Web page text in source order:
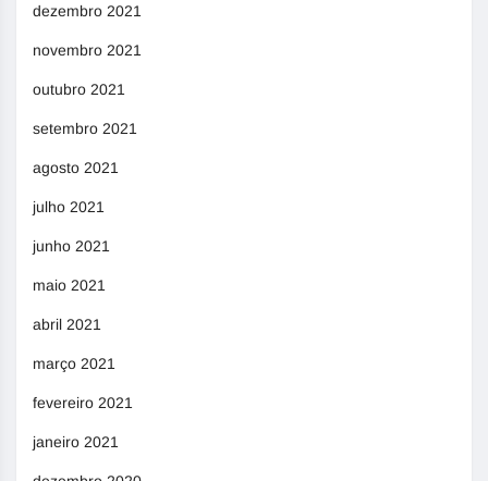
dezembro 2021
novembro 2021
outubro 2021
setembro 2021
agosto 2021
julho 2021
junho 2021
maio 2021
abril 2021
março 2021
fevereiro 2021
janeiro 2021